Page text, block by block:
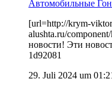
Автомобильные
[url=http://krym-
alushta.ru/
новости! Эти
1d92081
29. Juli 2024 um